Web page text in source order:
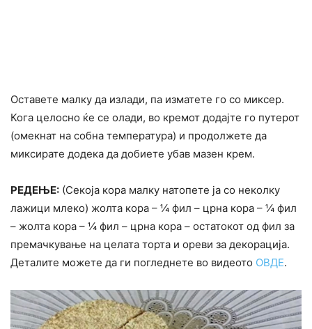
Оставете малку да излади, па изматете го со миксер.
Кога целосно ќе се олади, во кремот додајте го путерот
(омекнат на собна температура) и продолжете да
миксирате додека да добиете убав мазен крем.
РЕДЕЊЕ: (Секоја кора малку натопете ја со неколку
лажици млеко) жолта кора – ¼ фил – црна кора – ¼ фил
– жолта кора – ¼ фил – црна кора – остатокот од фил за
премачкување на целата торта и ореви за декорација.
Деталите можете да ги погледнете во видеото ОВДЕ.